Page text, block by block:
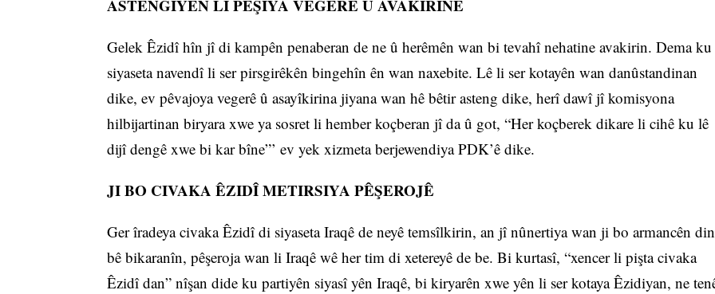
ASTENGIYÊN LI PÊŞIYA VEGERÊ Û AVAKIRINÊ
Gelek Êzidî hîn jî di kampên penaberan de ne û herêmên wan bi tevahî nehatine avakirin. Dema ku
siyaseta navendî li ser pirsgirêkên bingehîn ên wan naxebite. Lê li ser kotayên wan danûstandinan
dike, ev pêvajoya vegerê û asayîkirina jiyana wan hê bêtir asteng dike, herî dawî jî komisyona
hilbijartinan biryara xwe ya sosret li hember koçberan jî da û got, “Her koçberek dikare li cihê ku lê
dijî dengê xwe bi kar bîne”’ ev yek xizmeta berjewendiya PDK’ê dike.
JI BO CIVAKA ÊZIDÎ METIRSIYA PÊŞEROJÊ
Ger îradeya civaka Êzidî di siyaseta Iraqê de neyê temsîlkirin, an jî nûnertiya wan ji bo armancên din
bê bikaranîn, pêşeroja wan li Iraqê wê her tim di xetereyê de be. Bi kurtasî, “xencer li pişta civaka
Êzidî dan” nîşan dide ku partiyên siyasî yên Iraqê, bi kiryarên xwe yên li ser kotaya Êzidiyan, ne